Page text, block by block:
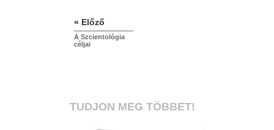
« Előző
A Szcientológia
céljai
TUDJON MEG TÖBBET!